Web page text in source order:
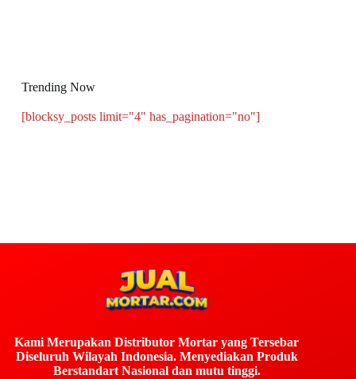
Trending Now
[blocksy_posts limit="4" has_pagination="no"]
Kami Merupakan Distributor Mortar yang Tersebar
Diseluruh Wilayah Indonesia. Menyediakan Produk
Berstandart Nasional dan mutu tinggi.